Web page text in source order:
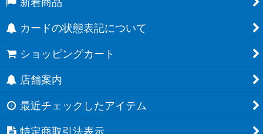
カードの状態表記について
ショッピングカート
店舗案内
最近チェックしたアイテム
特定商取引法表示